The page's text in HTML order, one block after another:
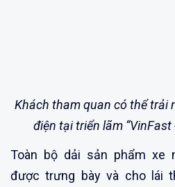
Khách tham quan có thể trải
điện tại triển lãm “VinFast
Toàn bộ dải sản phẩm xe
được trưng bày và cho lái